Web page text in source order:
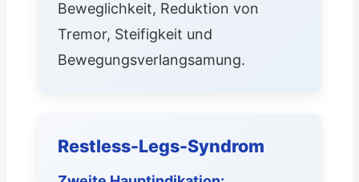
Beweglichkeit, Reduktion von
Tremor, Steifigkeit und
Bewegungsverlangsamung.
Restless-Legs-Syndrom